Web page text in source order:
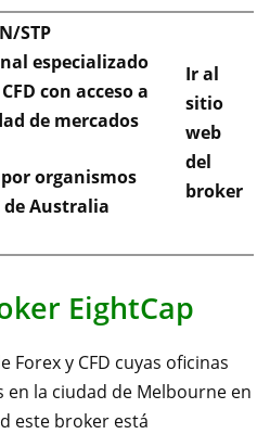
STP
especializado
con acceso a
de mercados
organismos
de Australia
Ir al
sitio
web
del
broker
EightCap
Forex y CFD cuyas oficinas
en la ciudad de Melbourne en
este broker está